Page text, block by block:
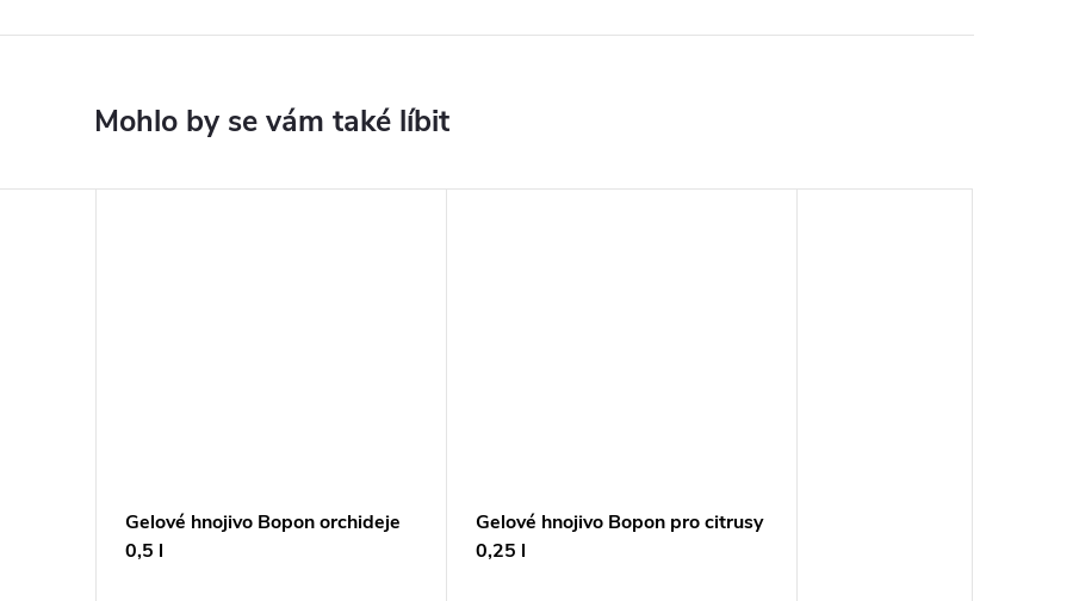
Gelové hnojivo Bopon orchideje
0,5 l
Gelové hnojivo Bopon pro citrusy
0,25 l